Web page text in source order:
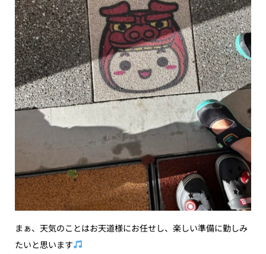
まぁ、天気のことはお天道様にお任せし、楽しい準備に勤しみ
たいと思います